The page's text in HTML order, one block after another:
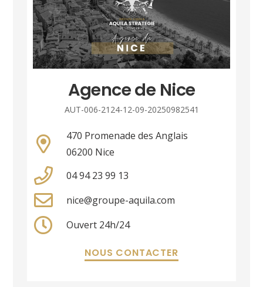
Agence de Nice
AUT-006-2124-12-09-20250982541
470 Promenade des Anglais
06200 Nice
04 94 23 99 13
nice@groupe-aquila.com
Ouvert 24h/24
NOUS CONTACTER